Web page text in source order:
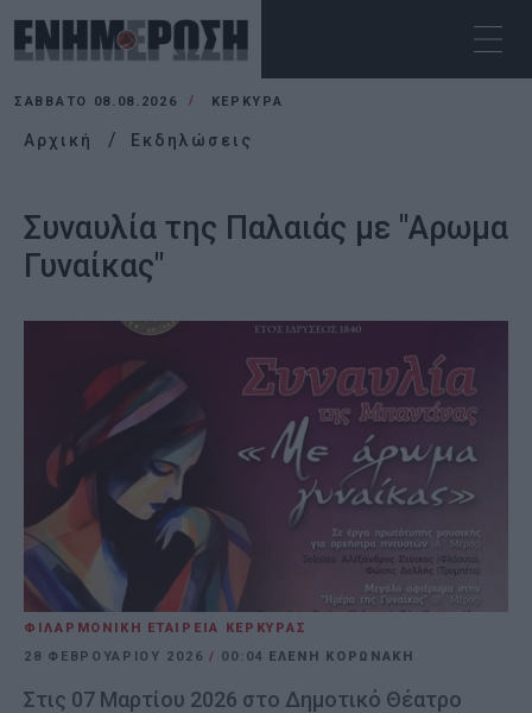
ΣΆΒΒΑΤΟ 08.08.2026 ΚΕΡΚΥΡΑ
Αρχική Εκδηλώσεις
Συναυλία της Παλαιάς με "Αρωμα
Γυναίκας"
ΦΙΛΑΡΜΟΝΙΚΗ ΕΤΑΙΡΕΙΑ ΚΕΡΚΥΡΑΣ
28 ΦΕΒΡΟΥΑΡΊΟΥ 2026 / 00:04 ΕΛΕΝΗ ΚΟΡΩΝΑΚΗ
Στις 07 Μαρτίου 2026 στο Δημοτικό Θέατρο